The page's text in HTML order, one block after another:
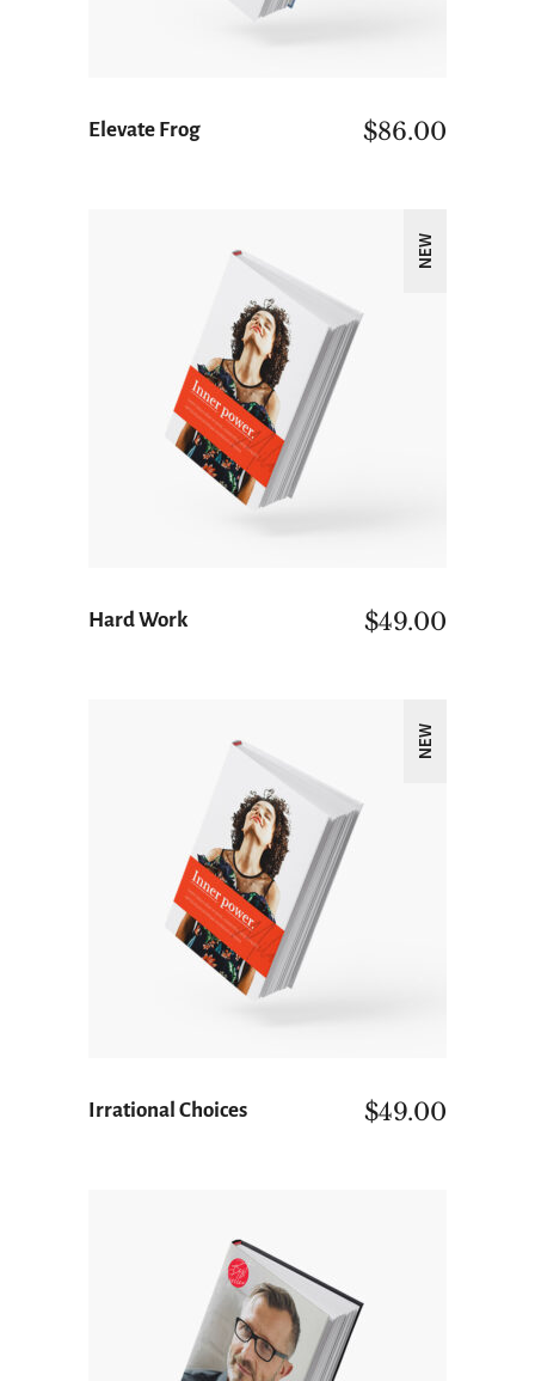
Elevate Frog $86.00
NEW
ΠΡΟΣΘΉΚΗ ΣΤΟ ΚΑΛΆΘΙ
Hard Work $49.00
NEW
ΠΡΟΣΘΉΚΗ ΣΤΟ ΚΑΛΆΘΙ
Irrational Choices $49.00
ΠΡΟΣΘΉΚΗ ΣΤΟ ΚΑΛΆΘΙ